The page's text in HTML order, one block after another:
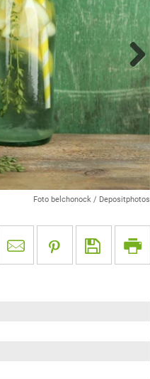
Foto belchonock / Depositphotos
Next